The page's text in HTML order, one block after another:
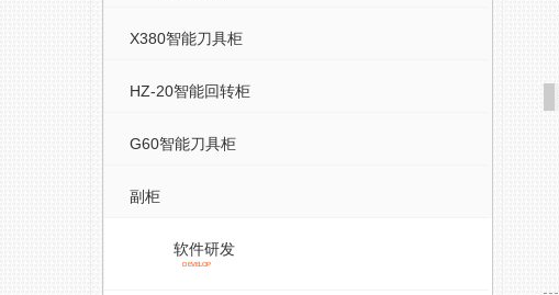
X380智能刀具柜
HZ-20智能回转柜
G60智能刀具柜
副柜
软件研发
DEVELOP